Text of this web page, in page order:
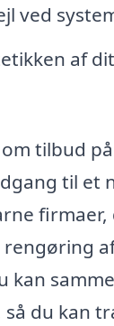
ved
af
tilbud
til et
firmaer,
kan
så du kan